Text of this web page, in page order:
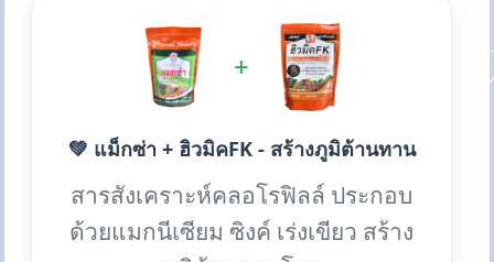
+
💚 แม็กซ่า + ฮิวมิคFK - สร้างภูมิต้านทาน
สารสังเคราะห์คลอโรฟิลล์ ประกอบ
ด้วยแมกนีเซียม ซิงค์ เร่งเขียว สร้าง